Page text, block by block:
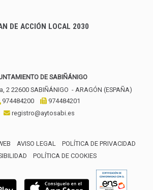
DE ACCIÓN LOCAL 2030
DE SABIÑÁNIGO
2 22600 SABIÑÁNIGO - ARAGÓN (ESPAÑA)
974484200
974484201
registro@aytosabi.es
AVISO LEGAL
POLÍTICA DE PRIVACIDAD
POLÍTICA DE COOKIES